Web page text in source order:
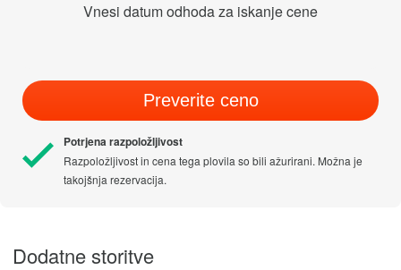
Vnesi datum odhoda za iskanje cene
Preverite ceno
Potrjena razpoložljivost
Razpoložljivost in cena tega plovila so bili ažurirani. Možna je
takojšnja rezervacija.
Dodatne storitve